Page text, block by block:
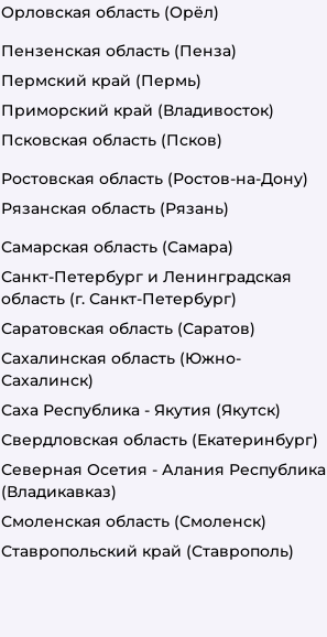
Орловская область (Орёл)
Пензенская область (Пенза)
Пермский край (Пермь)
Приморский край (Владивосток)
Псковская область (Псков)
Ростовская область (Ростов-на-Дону)
Рязанская область (Рязань)
Самарская область (Самара)
Санкт-Петербург и Ленинградская
область (г. Санкт-Петербург)
Саратовская область (Саратов)
Сахалинская область (Южно-
Сахалинск)
Саха Республика - Якутия (Якутск)
Свердловская область (Екатеринбург)
Северная Осетия - Алания Республика
(Владикавказ)
Смоленская область (Смоленск)
Ставропольский край (Ставрополь)